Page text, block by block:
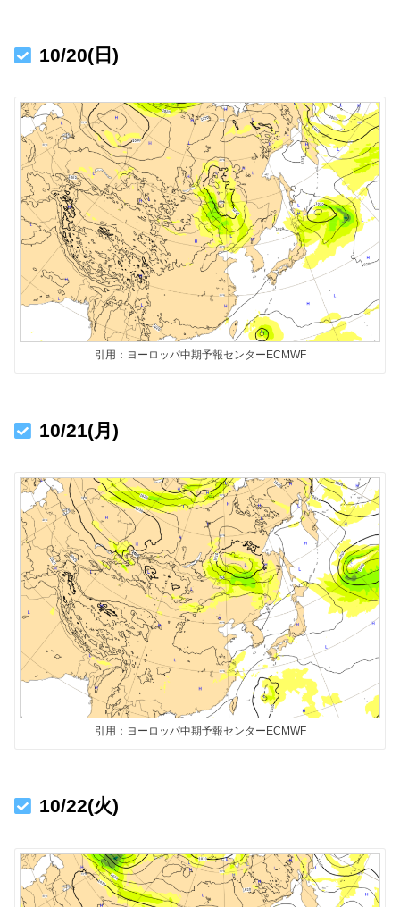
10/20(日)
引用：ヨーロッパ中期予報センターECMWF
10/21(月)
引用：ヨーロッパ中期予報センターECMWF
10/22(火)